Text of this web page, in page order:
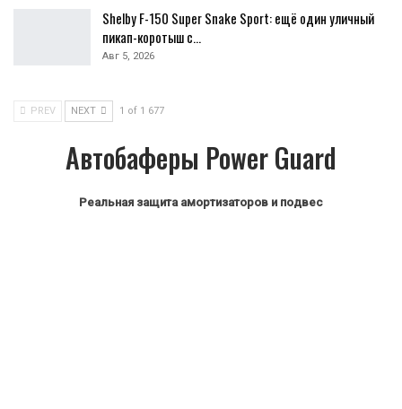
Shelby F-150 Super Snake Sport: ещё один уличный
пикап-коротыш с…
Авг 5, 2026
PREV NEXT 1 of 1 677
Автобаферы Power Guard
Реальная защита амортизаторов и подвес